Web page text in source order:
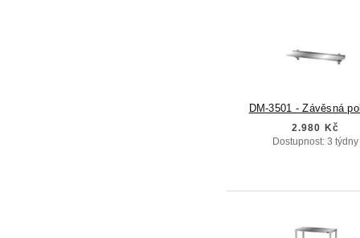
DM-3501 - Závěsná
2.980 Kč
Dostupnost: 3 týdny